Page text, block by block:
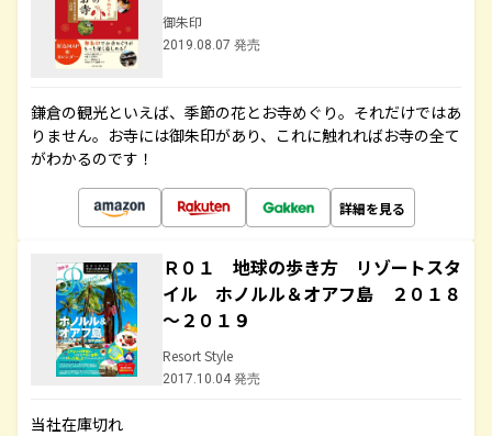
御朱印
2019.08.07 発売
鎌倉の観光といえば、季節の花とお寺めぐり。それだけではあ
りません。お寺には御朱印があり、これに触れればお寺の全て
がわかるのです！
詳細を見る
Ｒ０１ 地球の歩き方 リゾートスタ
イル ホノルル＆オアフ島 ２０１８
～２０１９
Resort Style
2017.10.04 発売
当社在庫切れ